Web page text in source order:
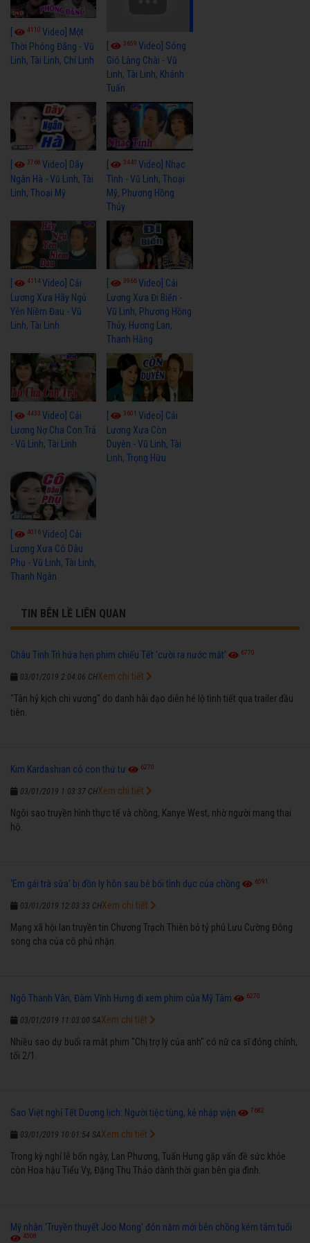
4110 Video] Một
Thời Phóng Đãng - Vũ
Linh, Tài Linh, Chí Linh
3659Video] Sóng
Gió Làng Chài - Vũ
Linh, Tài Linh, Khánh
Tuấn
3768 Video] Dãy
Ngân Hà - Vũ Linh, Tài
Linh, Thoại Mỹ
3440Video] Nhạc
Tình - Vũ Linh, Thoại
Mỹ, Phương Hồng
Thủy
4114Video] Cải
Lương Xưa Hãy Ngủ
Yên Niềm Đau - Vũ
Linh, Tài Linh
3966Video] Cải
Lương Xưa Đi Biển -
Vũ Linh, Phương Hồng
Thủy, Hương Lan,
Thanh Hằng
4433 Video] Cải
Lương Nợ Cha Con Trả
- Vũ Linh, Tài Linh
3601Video] Cải
Lương Xưa Còn
Duyên - Vũ Linh, Tài
Linh, Trọng Hữu
[ 4016Video] Cải
Lương Xưa Cô Dâu
Phụ - Vũ Linh, Tài Linh,
Thanh Ngân
TIN BÊN LỀ LIÊN QUAN
Châu Tinh Trì hứa hẹn phim chiếu Tết 'cười ra nước mắt' 6770
03/01/2019 2:04:06 CH
"Tân hỷ kịch chi vương" do danh hài đạo diễn hé lộ tình tiết qua trailer đầu
tiên.
Xem chi tiết
Kim Kardashian có con thứ tư 6270
03/01/2019 1:03:37 CH
Ngôi sao truyền hình thực tế và chồng, Kanye West, nhờ người mang thai
hộ.
Xem chi tiết
'Em gái trà sữa' bị đồn ly hôn sau bê bối tình dục của chồng 6591
03/01/2019 12:03:33 CH
Mạng xã hội lan truyền tin Chương Trạch Thiên bỏ tỷ phú Lưu Cường Đông
song cha của cô phủ nhận.
Xem chi tiết
Ngô Thanh Vân, Đàm Vĩnh Hưng đi xem phim của Mỹ Tâm 6270
03/01/2019 11:03:00 SA
Nhiều sao dự buổi ra mắt phim "Chị trợ lý của anh" có nữ ca sĩ đóng chính,
tối 2/1.
Xem chi tiết
Sao Việt nghỉ Tết Dương lịch: Người tiệc tùng, kẻ nhập viện 7682
03/01/2019 10:01:54 SA
Trong kỳ nghỉ lễ bốn ngày, Lan Phương, Tuấn Hưng gặp vấn đề sức khỏe
còn Hoa hậu Tiểu Vy, Đặng Thu Thảo dành thời gian bên gia đình.
Xem chi tiết
Mỹ nhân 'Truyền thuyết Joo Mong' đón năm mới bên chồng kém tám tuổi
4508